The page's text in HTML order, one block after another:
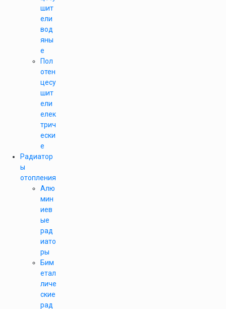
шит
ели
вод
яны
е
Пол
отен
цесу
шит
ели
елек
трич
ески
е
Радиатор
ы
отопления
Алю
мин
иев
ые
рад
иато
ры
Бим
етал
личе
ские
рад